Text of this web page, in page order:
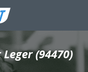
(94470)